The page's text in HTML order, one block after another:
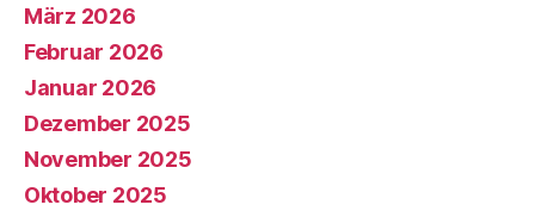
März 2026
Februar 2026
Januar 2026
Dezember 2025
November 2025
Oktober 2025